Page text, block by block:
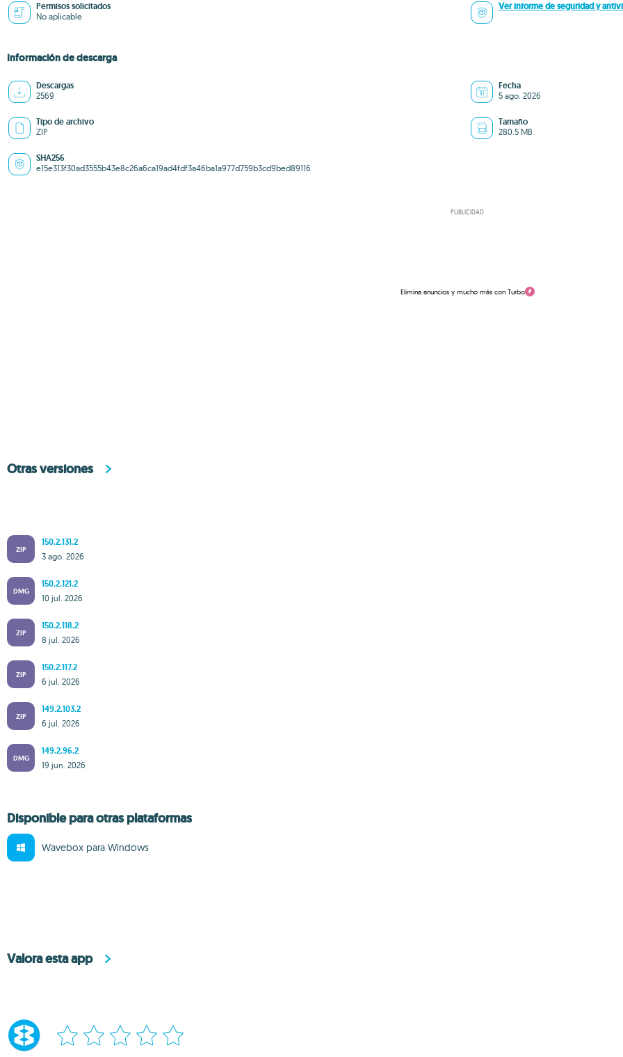
Permisos solicitados
No aplicable
Ver informe de seguridad y
Información de descarga
Descargas
2569
Fecha
5 ago. 2026
Tipo de archivo
ZIP
Tamaño
280.5 MB
SHA256
e15e313f30ad3555b43e8c26a6ca19ad4fdf3a46ba1a977d759b3cd9bed89116
PUBLICIDAD
Elimina anuncios y mucho más con Turbo
Otras versiones
ZIP
150.2.131.2
3 ago. 2026
DMG
150.2.121.2
10 jul. 2026
ZIP
150.2.118.2
8 jul. 2026
ZIP
150.2.117.2
6 jul. 2026
ZIP
149.2.103.2
6 jul. 2026
DMG
149.2.96.2
19 jun. 2026
Disponible para otras plataformas
Wavebox para Windows
Valora esta app